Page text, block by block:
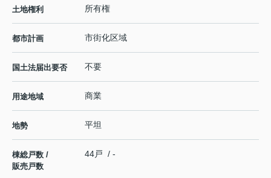
土地権利 所有権
都市計画 市街化区域
国土法届出要否 不要
用途地域 商業
地勢 平坦
棟総戸数 /
販売戸数
44戸 / -